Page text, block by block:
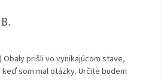
obchodu je 5 z 5 hvězdiček.
prišli vo vynikajúcom stave,
som mal otázky. Určite budem